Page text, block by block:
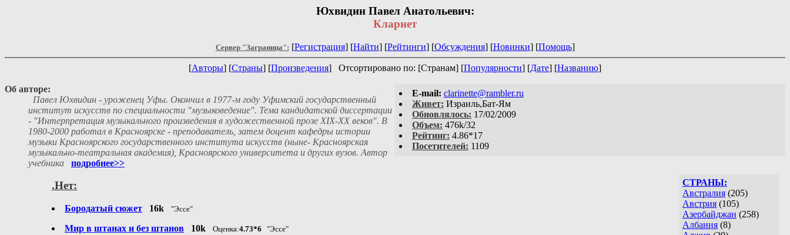
Юхвидин Павел Анатольевич:
Кларнет
Сервер "Заграница": [Регистрация] [Найти] [Рейтинги] [Обсуждения] [Новинки] [Помощь]
[Авторы] [Страны] [Произведения] Отсортировано по: [Странам] [Популярности] [Дате] [Названию]
E-mail: clarinette@rambler.ru
Живет: Израиль,Бат-Ям
Обновлялось: 17/02/2009
Объем: 476k/32
Рейтинг: 4.86*17
Посетителей: 1109
Об авторе:
Павел Юхвидин - уроженец Уфы. Окончил в 1977-м году Уфимский государственный
институт искусств по специальности "музыковедение". Тема кандидатской диссертации
- "Интерпретация музыкального произведения в художественной прозе XIX-XX веков". В
1980-2000 работал в Красноярске - преподаватель, затем доцент кафедры истории
музыки Красноярского государственного института искусств (ныне- Красноярская
музыкально-театральная академия), Красноярского университета и других вузов. Автор
учебника
подробнее>>
СТРАНЫ:
Австралия (205)
Австрия (105)
Азербайджан (258)
Албания (8)
.Нет:
Бородатый сюжет 16k "Эссе"
Мир в штанах и без штанов 10k Оценка:4.73*6 "Эссе"